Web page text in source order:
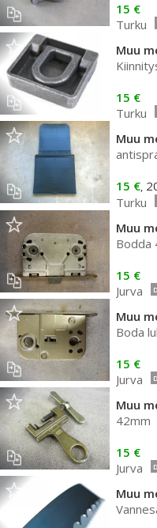
15 €
Turku
Muu
15 €
Turku
Muu
15 €,
Turku
Muu
Bodda
15 €
Jurva
Boda
15 €
Jurva
Muu
42mm
15 €
Jurva